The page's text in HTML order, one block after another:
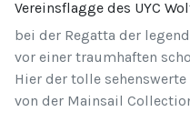
Vereinsflagge des UYC
bei der Regatta der
vor einer traumhaften
Hier der tolle
von der Mainsail